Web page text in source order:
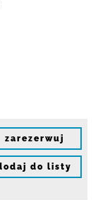
zarezerwuj
do listy